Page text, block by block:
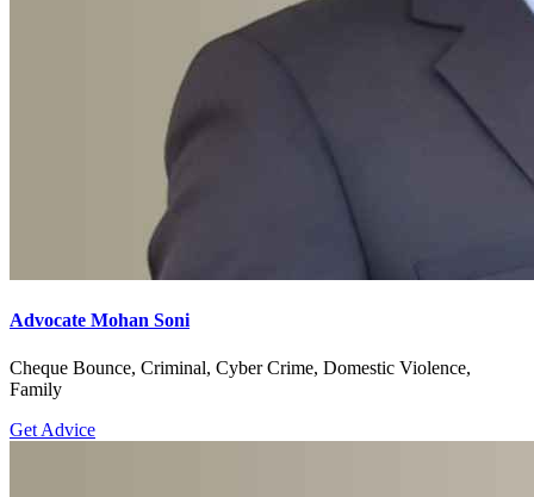
Advocate Mohan Soni
Cheque Bounce, Criminal, Cyber Crime, Domestic Violence,
Family
Get Advice